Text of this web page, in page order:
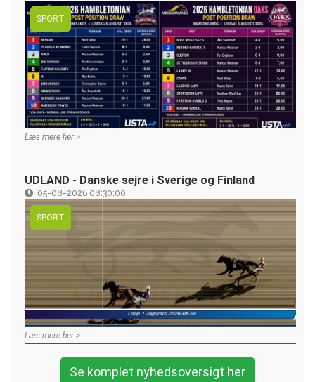
SPORT
Læs mere her >
UDLAND - Danske sejre i Sverige og Finland
05-08-2026 08:30:00
SPORT
Læs mere her >
Se komplet nyhedsoversigt her